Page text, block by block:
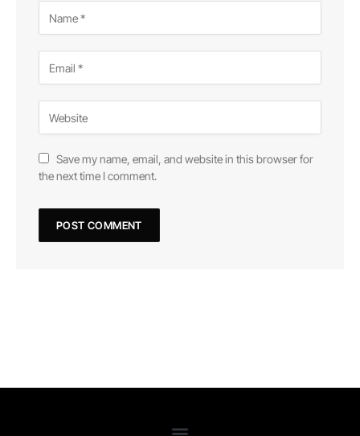
Save my name, email, and website in this browser for
the next time I comment.